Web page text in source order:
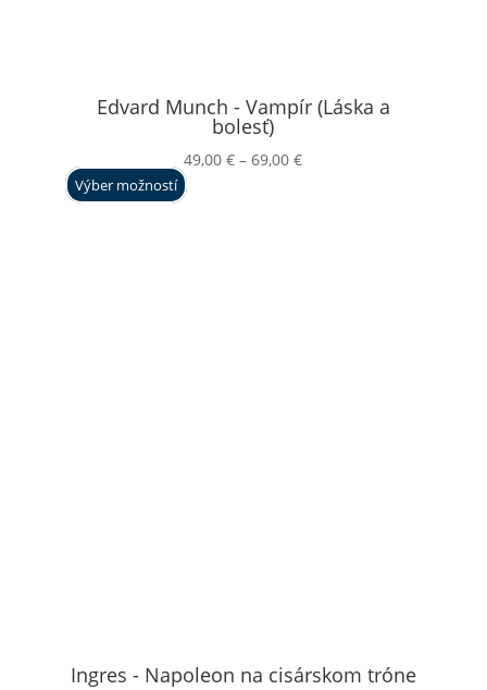
Edvard Munch - Vampír (Láska a
bolesť)
49,00€ – 69,00€Price
Výber možností
Ingres - Napoleon na cisárskom tróne